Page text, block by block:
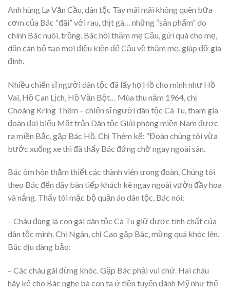
Anh hùng La Văn Cầu, dân tộc Tày mãi mãi không quên bữa
cơm của Bác “đãi” với rau, thịt gà… những “sản phẩm” do
chính Bác nuôi, trồng. Bác hỏi thăm mẹ Cầu, gửi quà cho mẹ,
dặn cán bộ tạo mọi điều kiện để Cầu về thăm mẹ, giúp đỡ gia
đình.
Nhiều chiến sĩ người dân tộc đã lấy họ Hồ cho mình như Hồ
Vai, Hồ Can Lịch, Hồ Văn Bột… Mùa thu năm 1964, chị
Choáng Kring Thêm – chiến sĩ người dân tộc Cà Tu, tham gia
đoàn đại biểu Mặt trận Dân tộc Giải phóng miền Nam được
ra miền Bắc, gặp Bác Hồ. Chị Thêm kể: “Đoàn chúng tôi vừa
bước xuống xe thì đã thấy Bác đứng chờ ngay ngoài sân.
Bác ôm hôn thắm thiết các thành viên trong đoàn. Chúng tôi
theo Bác đến dãy bàn tiếp khách kê ngay ngoài vườn đầy hoa
và nắng. Thấy tôi mặc bộ quần áo dân tộc, Bác nói:
– Cháu đúng là con gái dân tộc Cà Tu giữ được tính chất của
dân tộc mình. Chị Ngân, chị Cao gặp Bác, mừng quá khóc lên.
Bác dịu dàng bảo:
– Các cháu gái đừng khóc. Gặp Bác phải vui chứ. Hai cháu
hãy kể cho Bác nghe bà con ta ở tiền tuyến đánh Mỹ như thế